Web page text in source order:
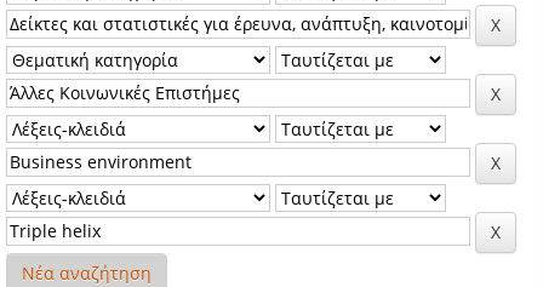
Νέα αναζήτηση